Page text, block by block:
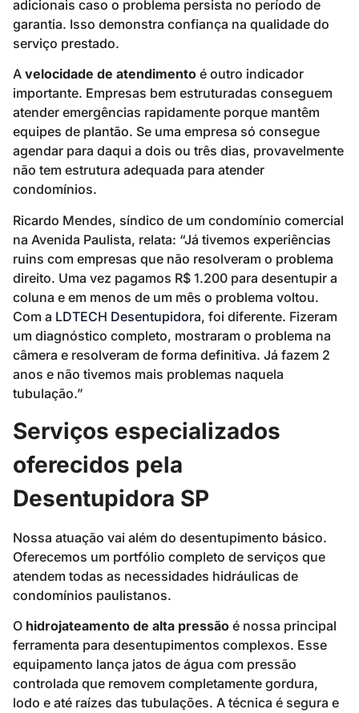
adicionais caso o problema persista no período de
garantia. Isso demonstra confiança na qualidade do
serviço prestado.
A velocidade de atendimento é outro indicador
importante. Empresas bem estruturadas conseguem
atender emergências rapidamente porque mantêm
equipes de plantão. Se uma empresa só consegue
agendar para daqui a dois ou três dias, provavelmente
não tem estrutura adequada para atender
condomínios.
Ricardo Mendes, síndico de um condomínio comercial
na Avenida Paulista, relata: “Já tivemos experiências
ruins com empresas que não resolveram o problema
direito. Uma vez pagamos R$ 1.200 para desentupir a
coluna e em menos de um mês o problema voltou.
Com a LDTECH Desentupidora, foi diferente. Fizeram
um diagnóstico completo, mostraram o problema na
câmera e resolveram de forma definitiva. Já fazem 2
anos e não tivemos mais problemas naquela
tubulação.”
Serviços especializados
oferecidos pela
Desentupidora SP
Nossa atuação vai além do desentupimento básico.
Oferecemos um portfólio completo de serviços que
atendem todas as necessidades hidráulicas de
condomínios paulistanos.
O hidrojateamento de alta pressão é nossa principal
ferramenta para desentupimentos complexos. Esse
equipamento lança jatos de água com pressão
controlada que removem completamente gordura,
lodo e até raízes das tubulações. A técnica é segura e